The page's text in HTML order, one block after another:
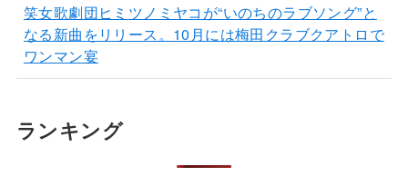
笑女歌劇団ヒミツノミヤコが“いのちのラブソング”と
なる新曲をリリース。10月には梅田クラブクアトロで
ワンマン宴
ランキング